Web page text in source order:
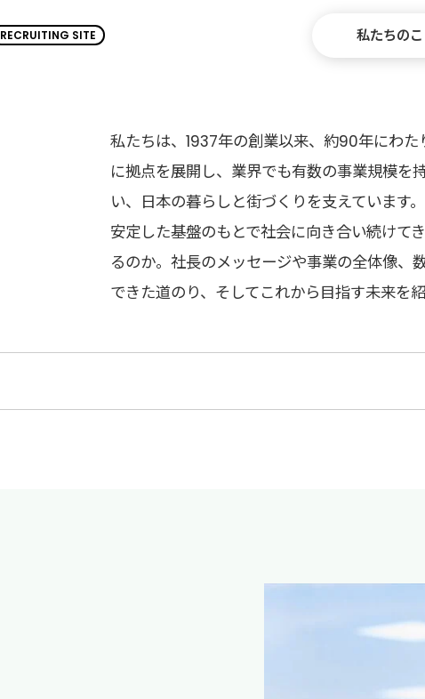
RECRUITING SITE 私たちの
私たちのこと
BUSINESS
JKホールディングス／ジャ
JKHD MIND
私たちの思い
DATA
数字で見るJKホールディ
私たちは、1937年の創業以来、約90年にわ
に拠点を展開し、業界でも有数の事業規模を
い、日本の暮らしと街づくりを支えています。
安定した基盤のもとで社会に向き合い続けて
るのか。社長のメッセージや事業の全体像、
できた道のり、そしてこれから目指す未来を紹